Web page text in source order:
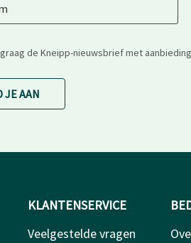
de Kneipp-nieuwsbrief met
JE AAN
KLANTENSERVICE
Veelgestelde vragen